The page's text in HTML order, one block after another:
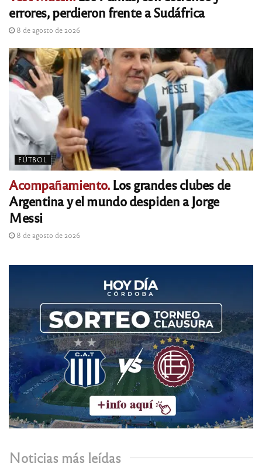
errores, perdieron frente a Sudáfrica
8 de agosto de 2026
FÚTBOL
Acompañamiento.Los grandes clubes de
Argentina y el mundo despiden a Jorge
Messi
8 de agosto de 2026
Noticias más leídas